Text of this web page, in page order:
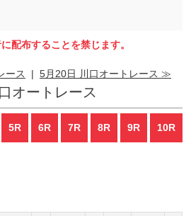
配布することを禁じます。
ース | 5月20日 川口オートレース ≫
オートレース
5R 6R 7R 8R 9R 10R